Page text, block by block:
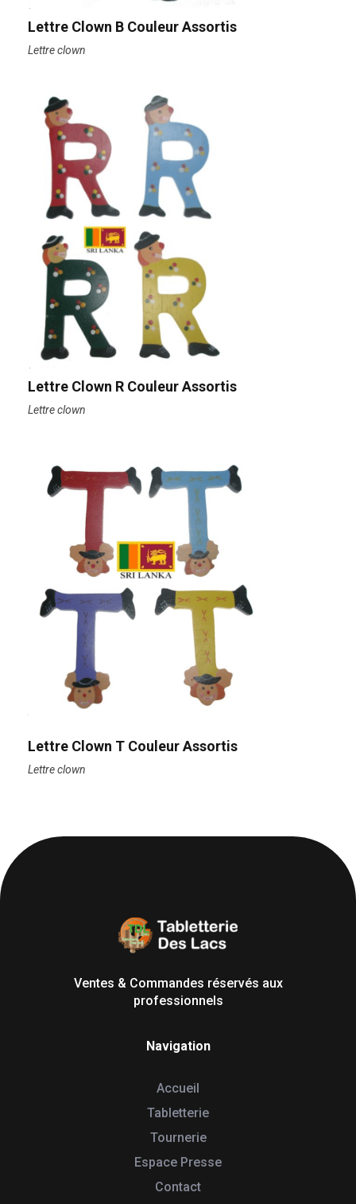
Lettre Clown B Couleur Assortis
Lettre clown
Lettre Clown R Couleur Assortis
Lettre clown
Lettre Clown T Couleur Assortis
Lettre clown
Ventes & Commandes réservés aux
professionnels
Navigation
Accueil
Tabletterie
Tournerie
Espace Presse
Contact